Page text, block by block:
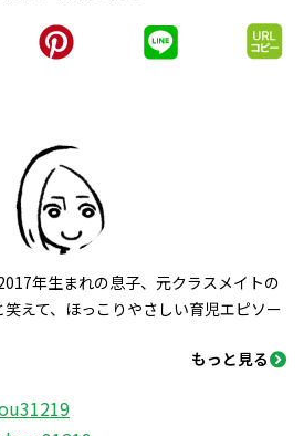
年生まれの息子、元クラスメイトの
えて、ほっこりやさしい育児エピソー
もっと見る